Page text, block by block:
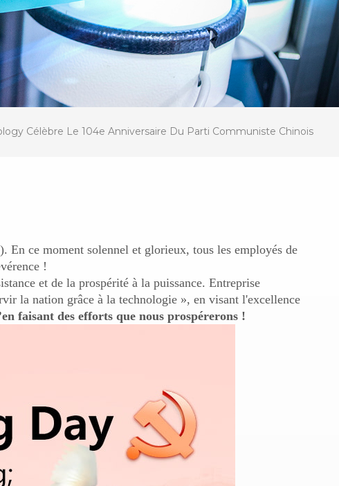
Célèbre Le 104e Anniversaire Du Parti Communiste Chinois
ce moment solennel et glorieux, tous les employés de
!
et de la prospérité à la puissance. Entreprise
la nation grâce à la technologie », en visant l'excellence
faisant des efforts que nous prospérerons !